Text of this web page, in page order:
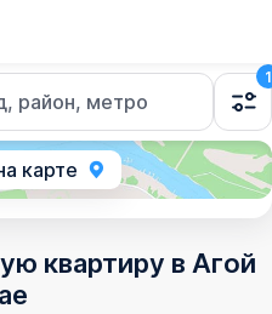
район, метро
1
карте
квартиру в Агой